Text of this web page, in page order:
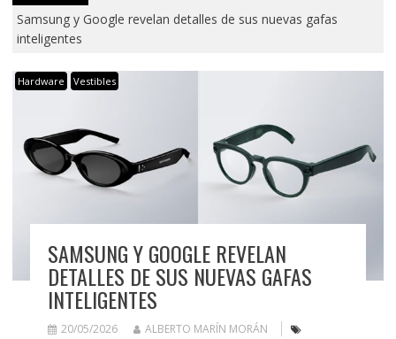
Samsung y Google revelan detalles de sus nuevas gafas
inteligentes
Hardware Vestibles
SAMSUNG Y GOOGLE REVELAN
DETALLES DE SUS NUEVAS GAFAS
INTELIGENTES
20/05/2026
ALBERTO MARÍN MORÁN